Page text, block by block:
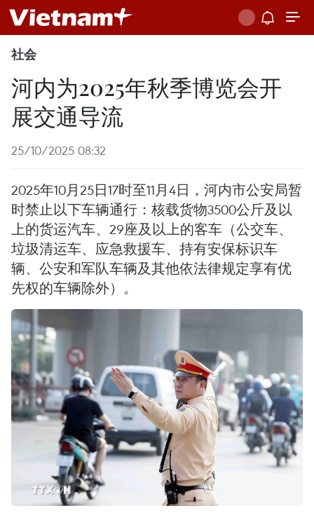
社会
河内为2025年秋季博览会开
展交通导流
25/10/2025 08:32
2025年10月25日17时至11月4日，河内市公安局暂
时禁止以下车辆通行：核载货物3500公斤及以
上的货运汽车、29座及以上的客车（公交车、
垃圾清运车、应急救援车、持有安保标识车
辆、公安和军队车辆及其他依法律规定享有优
先权的车辆除外）。